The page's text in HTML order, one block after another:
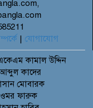
| যোগাযোগ
কামাল উদ্দিন
কাদের
মোবারক
ওমর ফারুক